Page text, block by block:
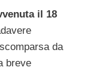
il 18
da
breve